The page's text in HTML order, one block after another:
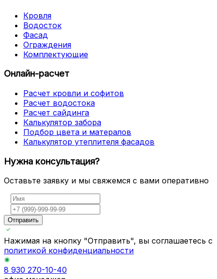
Кровля
Водосток
Фасад
Ограждения
Комплектующие
Онлайн-расчет
Расчет кровли и софитов
Расчет водостока
Расчет сайдинга
Калькулятор забора
Подбор цвета и матералов
Калькулятор утеплителя фасадов
Нужна консультация?
Оставьте заявку и мы свяжемся с вами оперативно
Отправить
Нажимая на кнопку "Отправить", вы соглашаетесь с
политикой конфиденциальности
8 930 270-10-40